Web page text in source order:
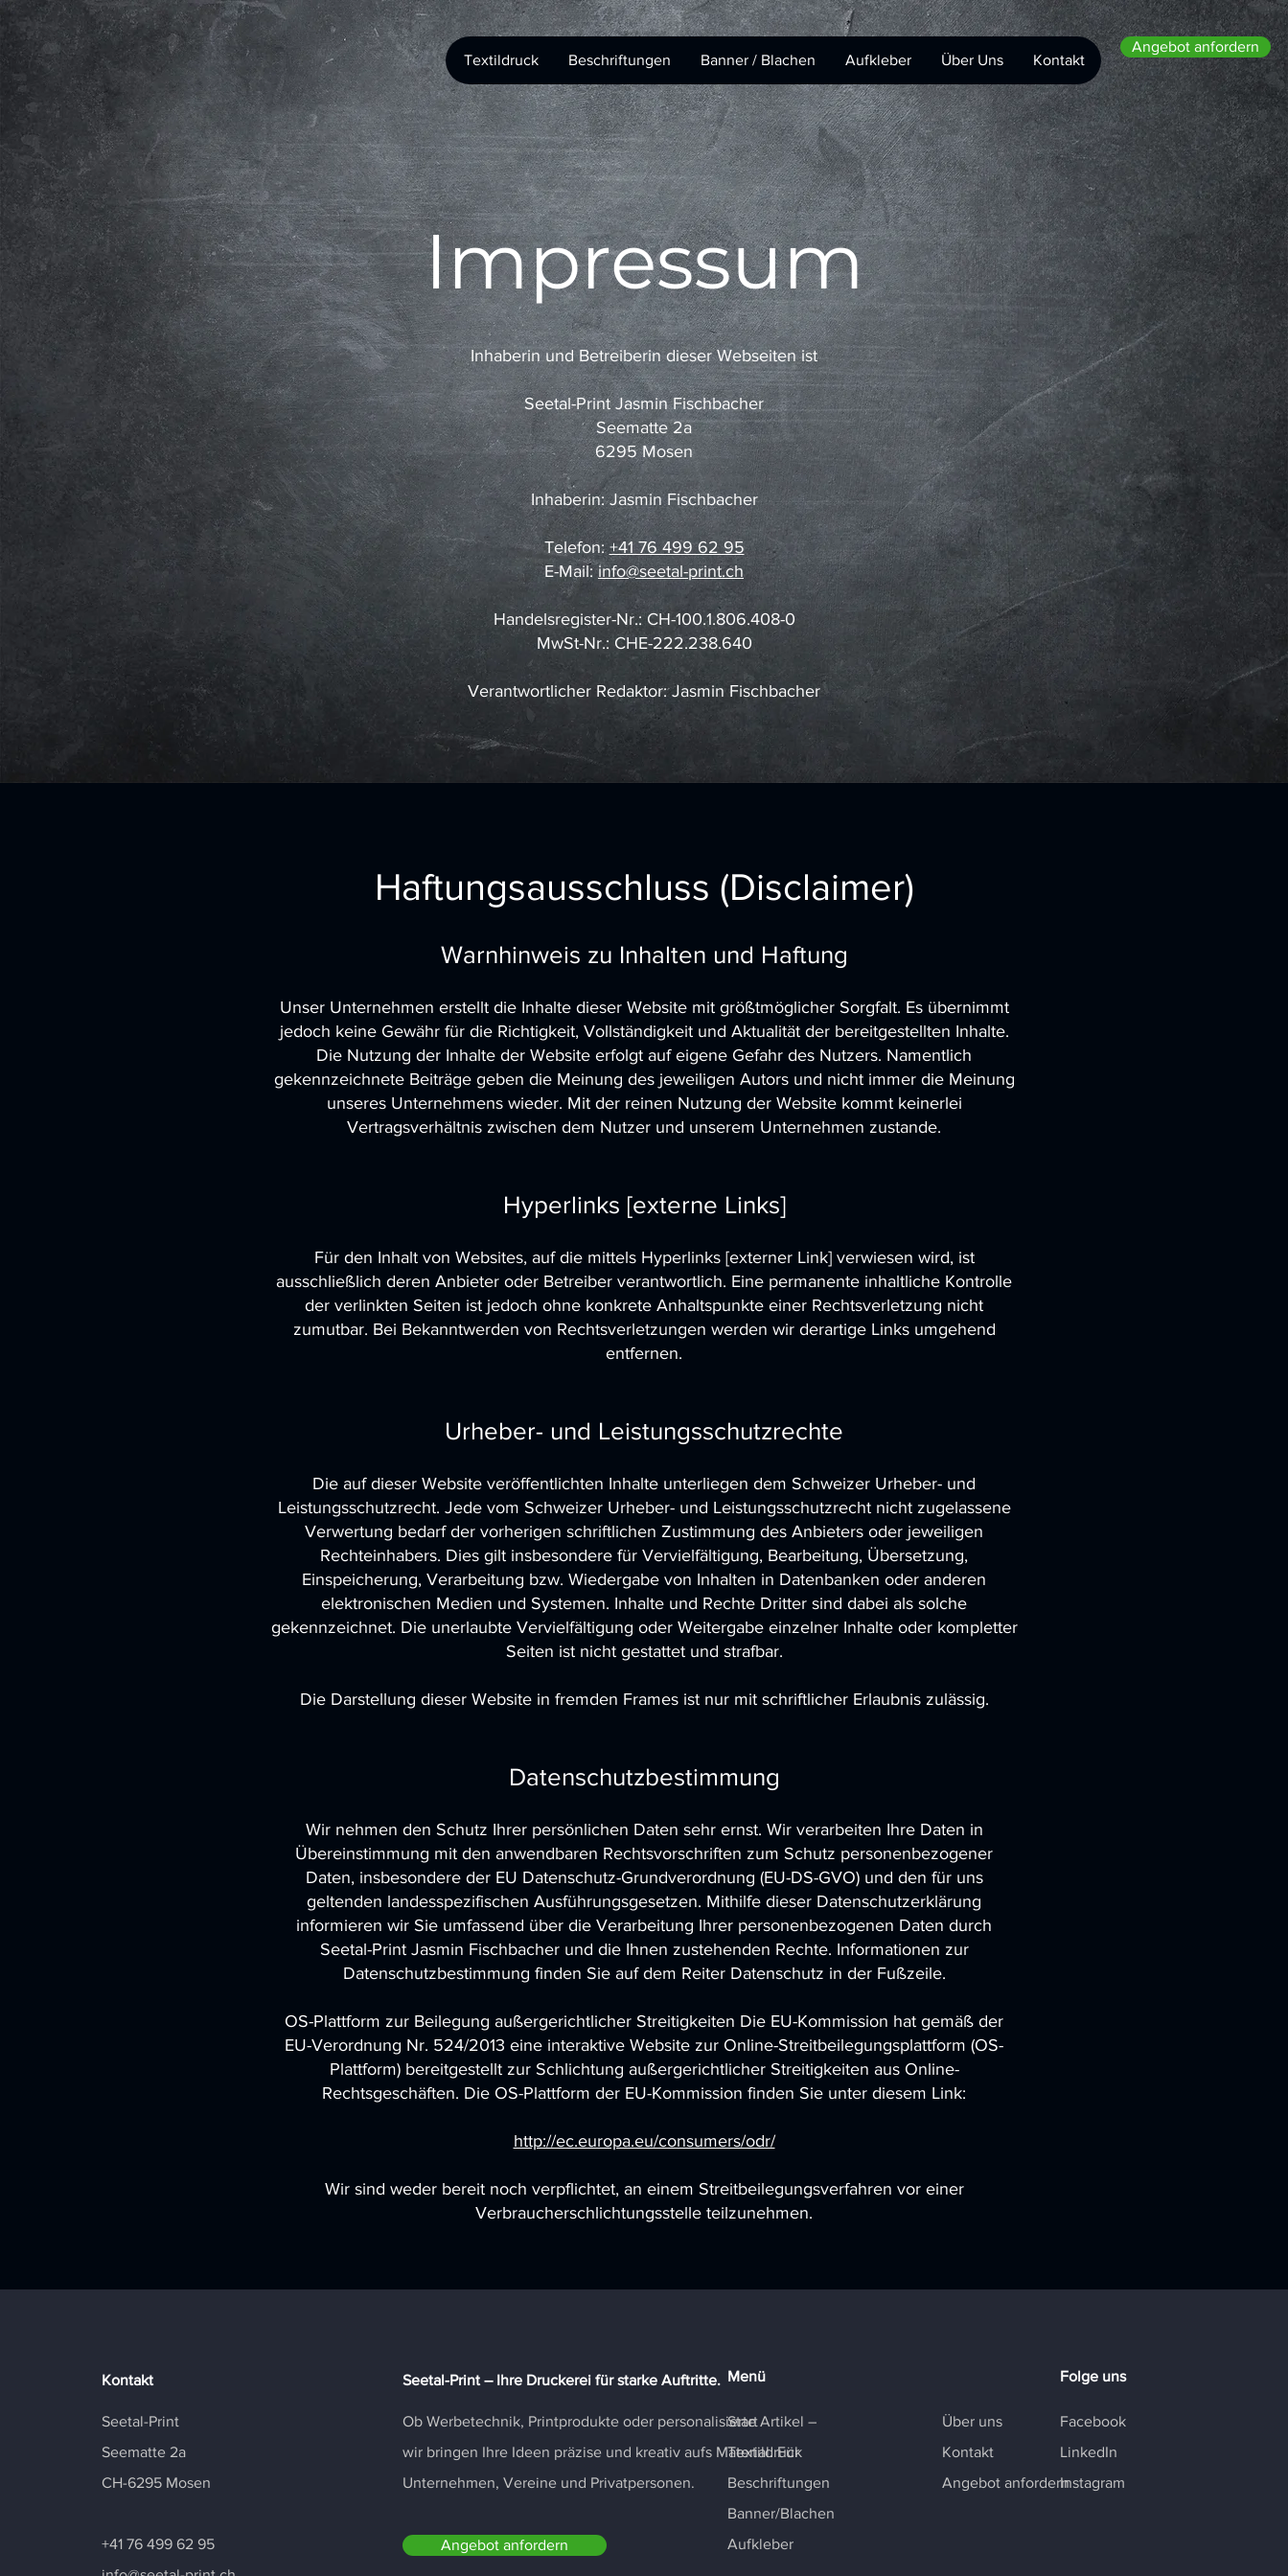
Textildruck Beschriftungen Banner / Blachen Aufkleber Über Uns Kontakt
Angebot anfordern
Impressum
Inhaberin und Betreiberin dieser Webseiten ist
Seetal-Print Jasmin Fischbacher
Seematte 2a
6295 Mosen
Inhaberin: Jasmin Fischbacher
Telefon:+41 76 499 62 95
E-Mail:info@seetal-print.ch
Handelsregister-Nr.: CH-100.1.806.408-0
MwSt-Nr.: CHE-222.238.640
Verantwortlicher Redaktor: Jasmin Fischbacher
Haftungsausschluss (Disclaimer)
Warnhinweis zu Inhalten und Haftung
Unser Unternehmen erstellt die Inhalte dieser Website mit größtmöglicher Sorgfalt. Es übernimmt
jedoch keine Gewähr für die Richtigkeit, Vollständigkeit und Aktualität der bereitgestellten Inhalte.
Die Nutzung der Inhalte der Website erfolgt auf eigene Gefahr des Nutzers. Namentlich
gekennzeichnete Beiträge geben die Meinung des jeweiligen Autors und nicht immer die Meinung
unseres Unternehmens wieder. Mit der reinen Nutzung der Website kommt keinerlei
Vertragsverhältnis zwischen dem Nutzer und unserem Unternehmen zustande.
Hyperlinks [externe Links]
Für den Inhalt von Websites, auf die mittels Hyperlinks [externer Link] verwiesen wird, ist
ausschließlich deren Anbieter oder Betreiber verantwortlich. Eine permanente inhaltliche Kontrolle
der verlinkten Seiten ist jedoch ohne konkrete Anhaltspunkte einer Rechtsverletzung nicht
zumutbar. Bei Bekanntwerden von Rechtsverletzungen werden wir derartige Links umgehend
entfernen.
Urheber- und Leistungsschutzrechte
Die auf dieser Website veröffentlichten Inhalte unterliegen dem Schweizer Urheber- und
Leistungsschutzrecht. Jede vom Schweizer Urheber- und Leistungsschutzrecht nicht zugelassene
Verwertung bedarf der vorherigen schriftlichen Zustimmung des Anbieters oder jeweiligen
Rechteinhabers. Dies gilt insbesondere für Vervielfältigung, Bearbeitung, Übersetzung,
Einspeicherung, Verarbeitung bzw. Wiedergabe von Inhalten in Datenbanken oder anderen
elektronischen Medien und Systemen. Inhalte und Rechte Dritter sind dabei als solche
gekennzeichnet. Die unerlaubte Vervielfältigung oder Weitergabe einzelner Inhalte oder kompletter
Seiten ist nicht gestattet und strafbar.​
Die Darstellung dieser Website in fremden Frames ist nur mit schriftlicher Erlaubnis zulässig.
Datenschutzbestimmung
Wir nehmen den Schutz Ihrer persönlichen Daten sehr ernst. Wir verarbeiten Ihre Daten in
Übereinstimmung mit den anwendbaren Rechtsvorschriften zum Schutz personenbezogener
Daten, insbesondere der EU Datenschutz-Grundverordnung (EU-DS-GVO) und den für uns
geltenden landesspezifischen Ausführungsgesetzen. Mithilfe dieser Datenschutzerklärung
informieren wir Sie umfassend über die Verarbeitung Ihrer personenbezogenen Daten durch
Seetal-Print Jasmin Fischbacher und die Ihnen zustehenden Rechte. Informationen zur
Datenschutzbestimmung finden Sie auf dem Reiter Datenschutz in der Fußzeile.
OS-Plattform zur Beilegung außergerichtlicher Streitigkeiten Die EU-Kommission hat gemäß der
EU-Verordnung Nr. 524/2013 eine interaktive Website zur Online-Streitbeilegungsplattform (OS-
Plattform) bereitgestellt zur Schlichtung außergerichtlicher Streitigkeiten aus Online-
Rechtsgeschäften. Die OS-Plattform der EU-Kommission finden Sie unter diesem Link:
http://ec.europa.eu/consumers/odr/
Wir sind weder bereit noch verpflichtet, an einem Streitbeilegungsverfahren vor einer
Verbraucherschlichtungsstelle teilzunehmen.
Kontakt
Seetal-Print
Seematte 2a
CH-6295 Mosen
+41 76 499 62 95
Seetal-Print – Ihre Druckerei für starke Auftritte.
Ob Werbetechnik, Printprodukte oder personalisierte Artikel –
wir bringen Ihre Ideen präzise und kreativ aufs Material. Für
Unternehmen, Vereine und Privatpersonen.
Angebot anfordern
Menü
Start
Textildruck
Beschriftungen
Banner/Blachen
Aufkleber
Über uns
Kontakt
Angebot anfordern
Folge uns
Facebook
LinkedIn
Instagram